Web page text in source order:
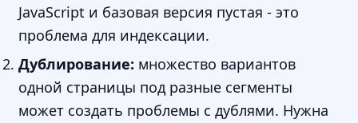
JavaScript и базовая версия пустая - это
проблема для индексации.
Дублирование: множество вариантов
одной страницы под разные сегменты
может создать проблемы с дублями. Нужна